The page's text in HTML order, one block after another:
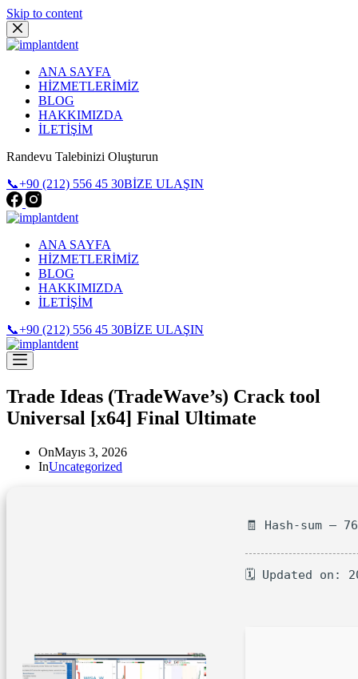
Skip to content
ANA SAYFA
HİZMETLERİMİZ
BLOG
HAKKIMIZDA
İLETİŞİM
Randevu Talebinizi Oluşturun
📞+90 (212) 556 45 30BİZE ULAŞIN
ANA SAYFA
HİZMETLERİMİZ
BLOG
HAKKIMIZDA
İLETİŞİM
📞+90 (212) 556 45 30BİZE ULAŞIN
Trade Ideas (TradeWave’s) Crack tool
Universal [x64] Final Ultimate
OnMayıs 3, 2026
InUncategorized
🧾 Hash-sum —
🗓 Updated on: